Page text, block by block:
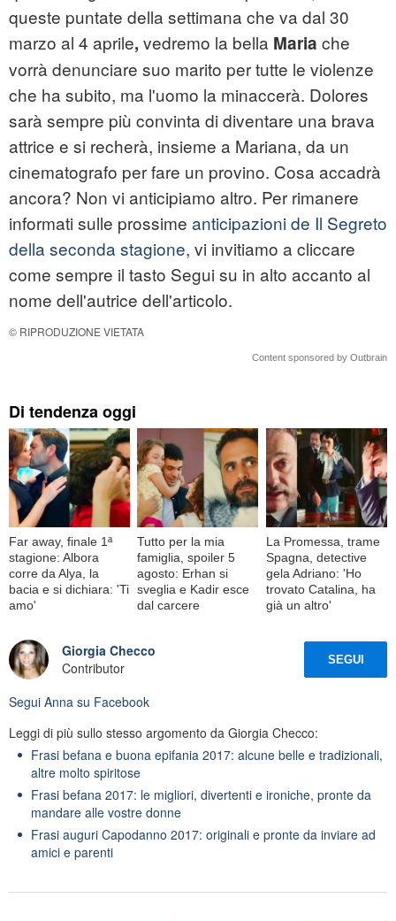
queste puntate della settimana che va dal 30
marzo al 4 aprile, vedremo la bella Maria che
vorrà denunciare suo marito per tutte le violenze
che ha subito, ma l'uomo la minaccerà. Dolores
sarà sempre più convinta di diventare una brava
attrice e si recherà, insieme a Mariana, da un
cinematografo per fare un provino. Cosa accadrà
ancora? Non vi anticipiamo altro. Per rimanere
informati sulle prossime anticipazioni de Il Segreto
della seconda stagione, vi invitiamo a cliccare
come sempre il tasto Segui su in alto accanto al
nome dell'autrice dell'articolo.
© RIPRODUZIONE VIETATA
Content sponsored by Outbrain
Di tendenza oggi
Far away, finale 1ª
stagione: Albora
corre da Alya, la
bacia e si dichiara: 'Ti
amo'
Tutto per la mia
famiglia, spoiler 5
agosto: Erhan si
sveglia e Kadir esce
dal carcere
La Promessa, trame
Spagna, detective
gela Adriano: 'Ho
trovato Catalina, ha
già un altro'
Giorgia Checco
Contributor
SEGUI
Segui Anna su Facebook
Leggi di più sullo stesso argomento da Giorgia Checco:
Frasi befana e buona epifania 2017: alcune belle e tradizionali,
altre molto spiritose
Frasi befana 2017: le migliori, divertenti e ironiche, pronte da
mandare alle vostre donne
Frasi auguri Capodanno 2017: originali e pronte da inviare ad
amici e parenti